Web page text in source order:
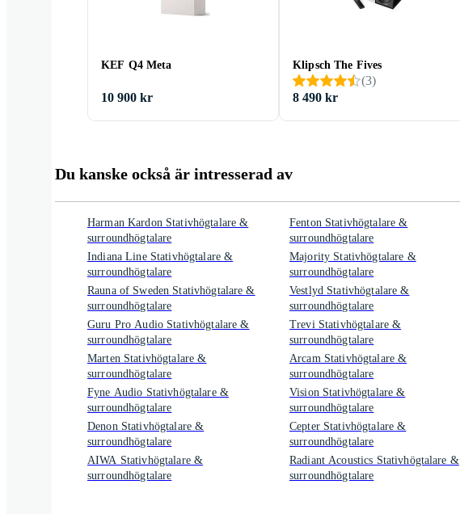
KEF Q4 Meta
10 900 kr
Klipsch The Fives
(3)
8 490 kr
Du kanske också är intresserad av
Harman Kardon Stativhögtalare &
surroundhögtalare
Indiana Line Stativhögtalare &
surroundhögtalare
Rauna of Sweden Stativhögtalare &
surroundhögtalare
Guru Pro Audio Stativhögtalare &
surroundhögtalare
Marten Stativhögtalare &
surroundhögtalare
Fyne Audio Stativhögtalare &
surroundhögtalare
Denon Stativhögtalare &
surroundhögtalare
AIWA Stativhögtalare &
surroundhögtalare
Fenton Stativhögtalare &
surroundhögtalare
Majority Stativhögtalare &
surroundhögtalare
Vestlyd Stativhögtalare &
surroundhögtalare
Trevi Stativhögtalare &
surroundhögtalare
Arcam Stativhögtalare &
surroundhögtalare
Vision Stativhögtalare &
surroundhögtalare
Cepter Stativhögtalare &
surroundhögtalare
Radiant Acoustics Stativhögtalare &
surroundhögtalare